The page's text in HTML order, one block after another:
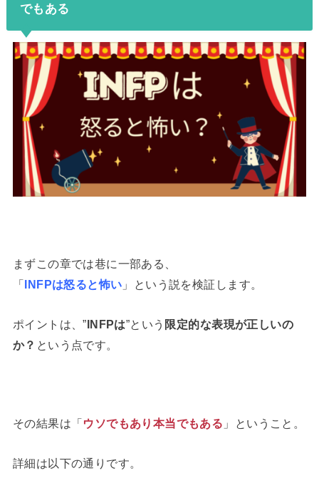
でもある
まずこの章では巷に一部ある、
「INFPは怒ると怖い 」という説を検証します。
ポイントは、”INFPは”という 限定的な表現が正しいの
か？ という点です。
その結果は「ウソでもあり本当でもある 」ということ。
詳細は以下の通りです。